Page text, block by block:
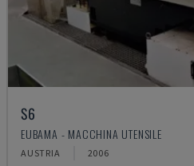
S6
EUBAMA - MACCHINA UTENSILE
AUSTRIA 2006